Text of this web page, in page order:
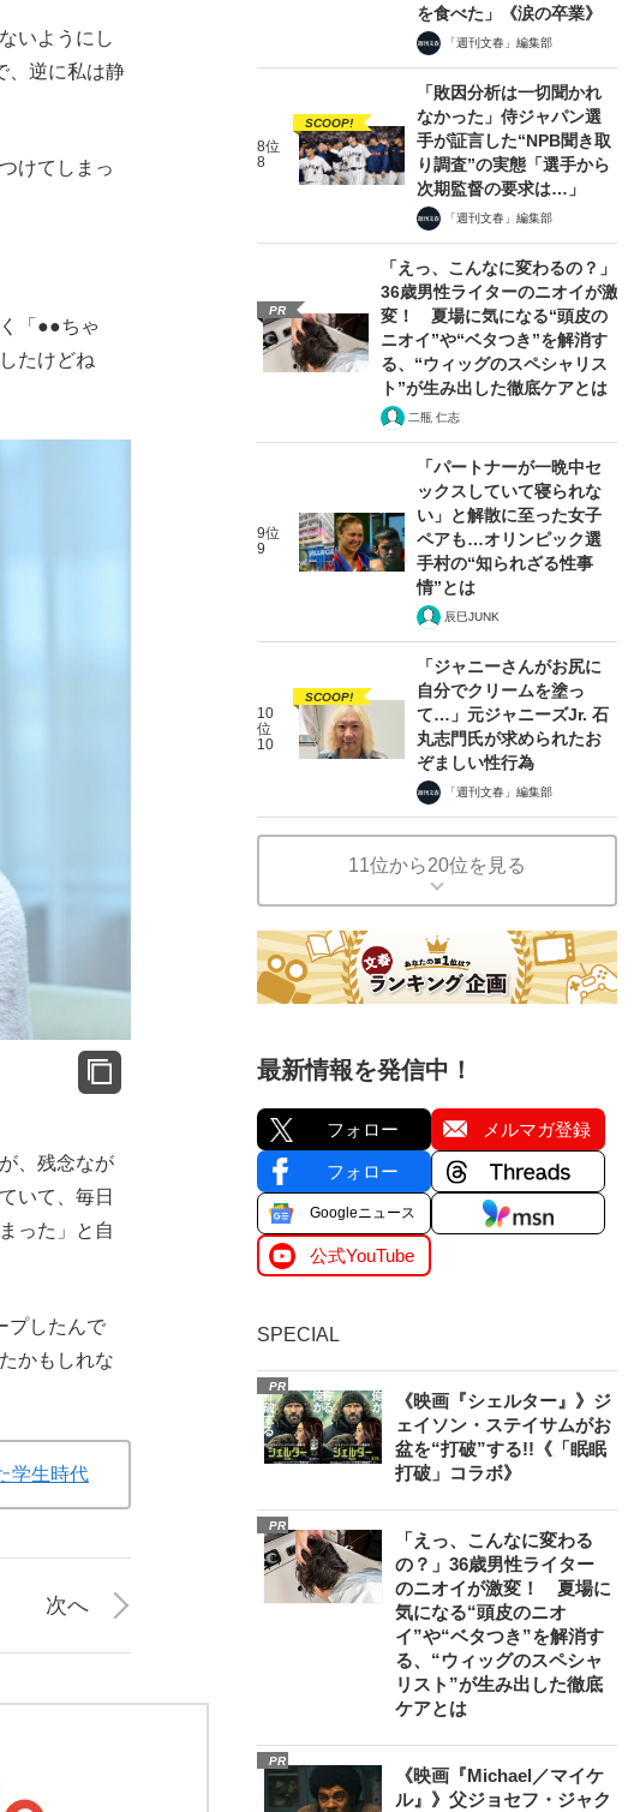
いようにし
、逆に私は静
けてしまっ
「●●ちゃ
たけどね
、残念なが
いて、毎日
った」と自
プしたんで
かもしれな
学生時代
次へ
を食べた」《涙の卒業》
「週刊文春」編集部
8位
8
SCOOP!
「敗因分析は一切聞かれ
なかった」侍ジャパン選
手が証言した“NPB聞き取
り調査”の実態「選手から
次期監督の要求は…」
「週刊文春」編集部
PR
「えっ、こんなに変わるの？」
36歳男性ライターのニオイが激
変！ 夏場に気になる“頭皮の
ニオイ”や“ベタつき”を解消す
る、“ウィッグのスペシャリス
ト”が生み出した徹底ケアとは
二瓶 仁志
9位
9
「パートナーが一晩中セ
ックスしていて寝られな
い」と解散に至った女子
ペアも…オリンピック選
手村の“知られざる性事
情”とは
辰巳JUNK
10
位
10
SCOOP!
「ジャニーさんがお尻に
自分でクリームを塗っ
て…」元ジャニーズJr. 石
丸志門氏が求められたお
ぞましい性行為
「週刊文春」編集部
11位から20位を見る
最新情報を発信中！
フォロー メルマガ登録
フォロー
Googleニュース
公式YouTube
SPECIAL
PR
《映画『シェルター』》ジ
ェイソン・ステイサムがお
盆を“打破”する!!《「眠眠
打破」コラボ》
PR
「えっ、こんなに変わる
の？」36歳男性ライター
のニオイが激変！ 夏場に
気になる“頭皮のニオ
イ”や“ベタつき”を解消す
る、“ウィッグのスペシャ
リスト”が生み出した徹底
ケアとは
PR
《映画『Michael／マイケ
ル』》父ジョセフ・ジャク